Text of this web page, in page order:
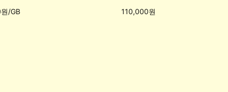
/GB 110,000원